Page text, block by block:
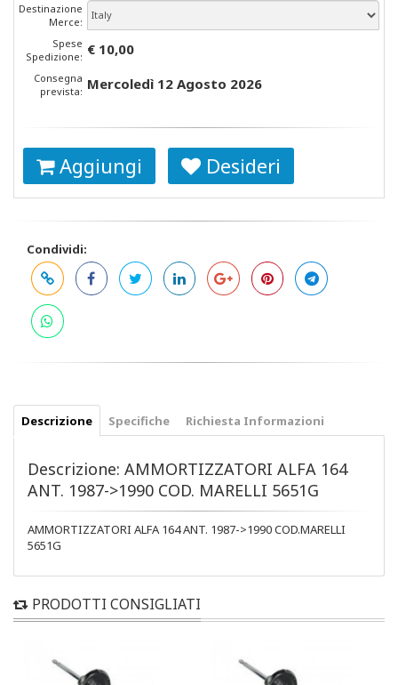
Destinazione
Merce:
Spese
Spedizione: € 10,00
Consegna
prevista: Mercoledì 12 Agosto 2026
Aggiungi Desideri
Condividi:
Descrizione Specifiche Richiesta Informazioni
Descrizione: AMMORTIZZATORI ALFA 164
ANT. 1987->1990 COD. MARELLI 5651G
AMMORTIZZATORI ALFA 164 ANT. 1987->1990 COD.MARELLI
5651G
PRODOTTI CONSIGLIATI